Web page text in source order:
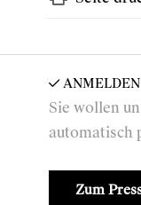
ANMELDEN
Sie wollen
automatisch
Zum